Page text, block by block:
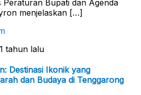
Peraturan Bupati dan Agenda
menjelaskan […]
1 tahun lalu
Destinasi Ikonik yang
dan Budaya di Tenggarong